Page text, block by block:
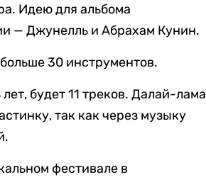
Идею для альбома
— Джунелль и Абрахам Кунин.
30 инструментов.
будет 11 треков. Далай-лама
так как через музыку
фестивале в